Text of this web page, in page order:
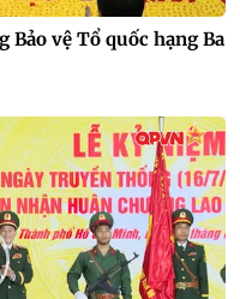
Bảo vệ Tổ quốc hạng Ba